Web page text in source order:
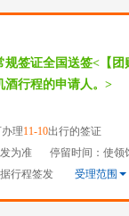
规签证全国送签<【
酒行程的申请人。>
理11-10出行的签证
为准
停留时间：使领
行程签发
受理范围